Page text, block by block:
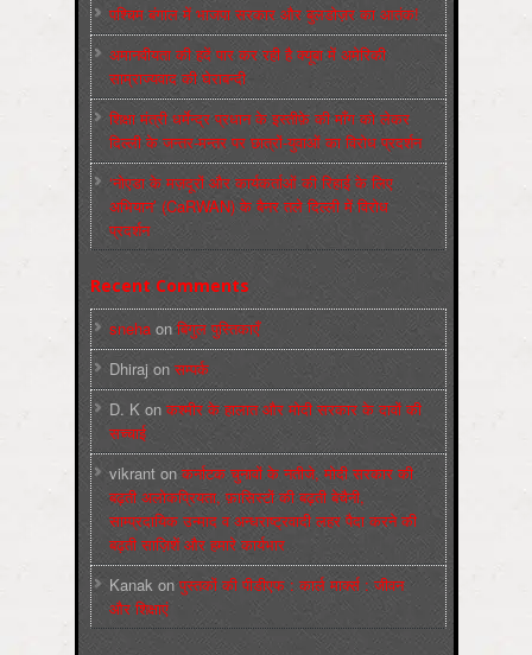
पश्चिम बंगाल में भाजपा सरकार और बुलडोज़र का आतंक!
अमानवीयता की हदें पार कर रही है क्यूबा में अमेरिकी
साम्राज्यवाद की घेराबन्दी
शिक्षा मंत्री धर्मेन्द्र प्रधान के इस्तीफ़े की माँग को लेकर
दिल्ली के जन्तर-मन्तर पर छात्रों-युवाओं का विरोध प्रदर्शन
‘नोएडा के मज़दूरों और कार्यकर्ताओं की रिहाई के लिए
अभियान’ (CaRWAN) के बैनर तले दिल्ली में विरोध
प्रदर्शन
Recent Comments
sneha on बिगुल पुस्तिकाएँ
Dhiraj on सम्पर्क
D. K on कश्मीर के हालात और मोदी सरकार के दावों की
सच्चाई
vikrant onकर्नाटक चुनावों के नतीजे, मोदी सरकार की
बढ़ती अलोकप्रियता, फ़ासिस्टों की बढ़ती बेचैनी,
साम्प्रदायिक उन्माद व अन्धराष्ट्रवादी लहर पैदा करने की
बढ़ती साज़िशें और हमारे कार्यभार
Kanak onपुस्‍तकों की पीडीएफ : कार्ल मार्क्‍स : जीवन
और शिक्षाएं